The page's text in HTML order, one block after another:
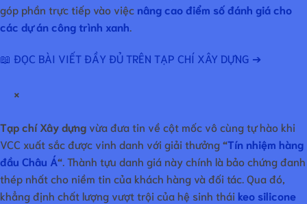
góp phần trực tiếp vào việc nâng cao điểm số đánh giá cho
các dự án công trình xanh
📖 ĐỌC BÀI VIẾT ĐẦY ĐỦ TRÊN TẠP CHÍ XÂY DỰNG ➔
×
Tạp chí Xây dựngvừa đưa tin về cột mốc vô cùng tự hào khi
VCC xuất sắc được vinh danh với giải thưởng“Tín nhiệm hàng
đầu Châu Á“ . Thành tựu danh giá này chính là bảo chứng đanh
thép nhất cho niềm tin của khách hàng và đối tác. Qua đó,
khẳng định chất lượng vượt trội của hệ sinh thái keo silicone